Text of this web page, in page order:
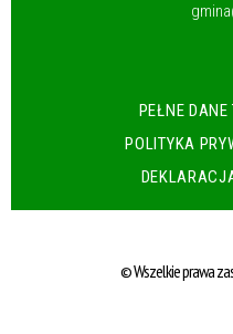
PEŁNE DANE
POLITYKA
© Wszelkie prawa